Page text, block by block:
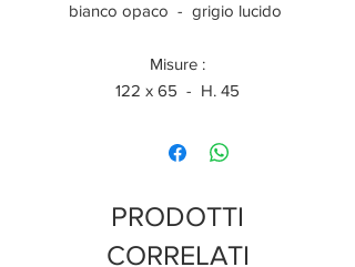
bianco opaco - grigio lucido
Misure :
122 x 65 - H. 45
PRODOTTI
CORRELATI